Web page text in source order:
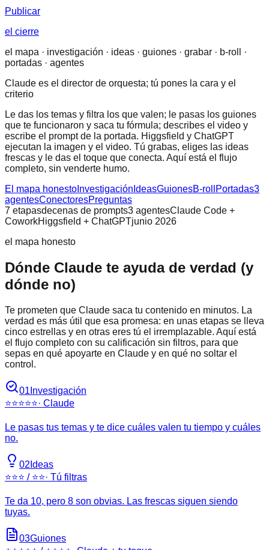
Publicar
el cierre
el mapa · investigación · ideas · guiones · grabar · b-roll ·
portadas · agentes
Claude es el director de orquesta; tú pones la cara y el
criterio
Le das los temas y filtra los que valen; le pasas los guiones
que te funcionaron y saca tu fórmula; describes el video y
escribe el prompt de la portada. Higgsfield y ChatGPT
ejecutan la imagen y el video. Tú grabas, eliges las ideas
frescas y le das el toque que conecta. Aquí está el flujo
completo, sin venderte humo.
El mapa honesto Investigación IdeasGuionesB-roll Portadas3
agentesConectoresPreguntas
7 etapasdecenas de prompts3 agentesClaude Code +
CoworkHiggsfield + ChatGPTjunio 2026
el mapa honesto
Dónde Claude te ayuda de verdad (y
dónde no)
Te prometen que Claude saca tu contenido en minutos. La
verdad es más útil que esa promesa: en unas etapas se lleva
cinco estrellas y en otras eres tú el irremplazable. Aquí está
el flujo completo con su calificación sin filtros, para que
sepas en qué apoyarte en Claude y en qué no soltar el
control.
01 Investigación
⭐⭐⭐⭐⭐· Claude
Le pasas tus temas y te dice cuáles valen tu tiempo y cuáles
no.
02 Ideas
⭐⭐⭐ / ⭐⭐· Tú filtras
Te da 10, pero 8 son obvias. Las frescas siguen siendo
tuyas.
03Guiones